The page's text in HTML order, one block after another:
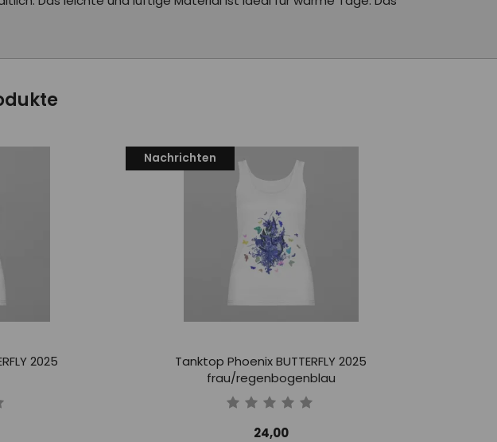
2025
Nachrichten
Tanktop Phoenix BUTTERFLY 2025
frau/regenbogenblau
24,00